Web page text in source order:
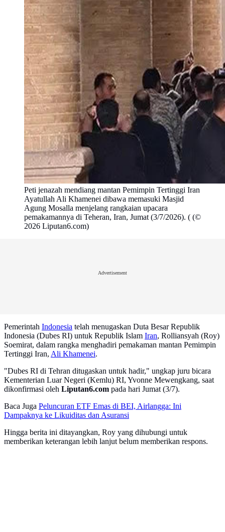
Peti jenazah mendiang mantan Pemimpin Tertinggi Iran
Ayatullah Ali Khamenei dibawa memasuki Masjid
Agung Mosalla menjelang rangkaian upacara
pemakamannya di Teheran, Iran, Jumat (3/7/2026). ( (©
2026 Liputan6.com)
Advertisement
Pemerintah Indonesia telah menugaskan Duta Besar Republik
Indonesia (Dubes RI) untuk Republik Islam Iran, Rolliansyah (Roy)
Soemirat, dalam rangka menghadiri pemakaman mantan Pemimpin
Tertinggi Iran, Ali Khamenei.
"Dubes RI di Tehran ditugaskan untuk hadir," ungkap juru bicara
Kementerian Luar Negeri (Kemlu) RI, Yvonne Mewengkang, saat
dikonfirmasi oleh Liputan6.com pada hari Jumat (3/7).
Baca Juga Peluncuran ETF Emas di BEI, Airlangga: Ini
Dampaknya ke Likuiditas dan Asuransi
Hingga berita ini ditayangkan, Roy yang dihubungi untuk
memberikan keterangan lebih lanjut belum memberikan respons.